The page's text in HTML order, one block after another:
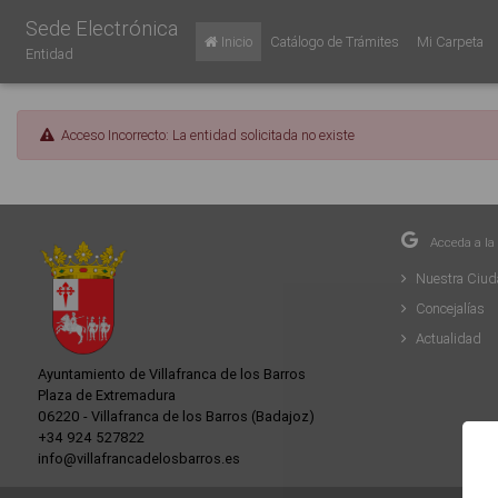
Sede Electrónica
Entidad
Inicio Catálogo de Trámites Mi Carpeta
Acceso Incorrecto: La entidad solicitada no existe
Ayuntamiento de Villafranca de los Barros
Plaza de Extremadura
06220 - Villafranca de los Barros (Badajoz)
+34 924 527822
info@villafrancadelosbarros.es
Acceda a
Nuestra
Concejalías
Actualidad